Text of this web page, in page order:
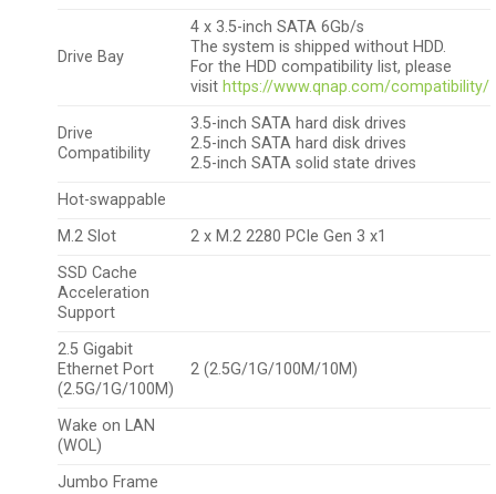
Drive Bay
4 x 3.5-inch SATA 6Gb/s
The system is shipped without HDD.
For the HDD compatibility list, please
visit https://www.qnap.com/compatibility/
Drive
Compatibility
3.5-inch SATA hard disk drives
2.5-inch SATA hard disk drives
2.5-inch SATA solid state drives
Hot-swappable
M.2 Slot
2 x M.2 2280 PCIe Gen 3 x1
SSD Cache
Acceleration
Support
2.5 Gigabit
Ethernet Port
(2.5G/1G/100M)
2 (2.5G/1G/100M/10M)
Wake on LAN
(WOL)
Jumbo Frame